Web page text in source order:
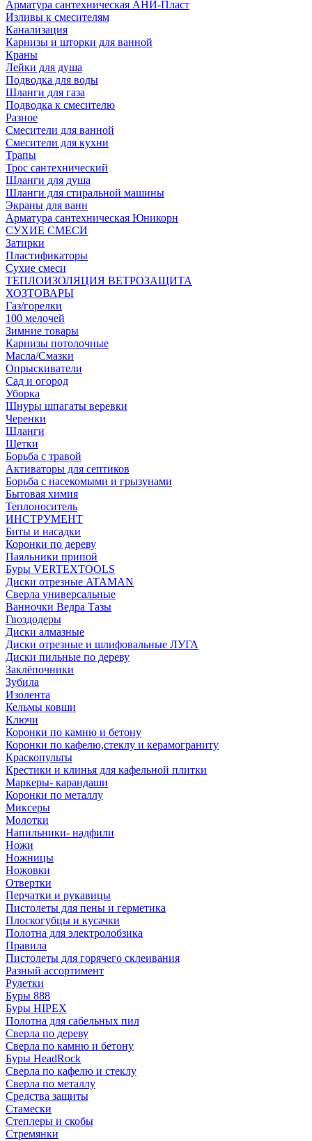
Арматура сантехническая АНИ-Пласт
Изливы к смесителям
Канализация
Карнизы и шторки для ванной
Краны
Лейки для душа
Подводка для воды
Шланги для газа
Подводка к смесителю
Разное
Смесители для ванной
Смесители для кухни
Трапы
Трос сантехнический
Шланги для душа
Шланги для стиральной машины
Экраны для ванн
Арматура сантехническая Юникорн
СУХИЕ СМЕСИ
Затирки
Пластификаторы
Сухие смеси
ТЕПЛОИЗОЛЯЦИЯ ВЕТРОЗАЩИТА
ХОЗТОВАРЫ
Газ/горелки
100 мелочей
Зимние товары
Карнизы потолочные
Масла/Смазки
Опрыскиватели
Сад и огород
Уборка
Шнуры шпагаты веревки
Черенки
Шланги
Щетки
Борьба с травой
Активаторы для септиков
Борьба с насекомыми и грызунами
Бытовая химия
Теплоноситель
ИНСТРУМЕНТ
Биты и насадки
Коронки по дереву
Паяльники припой
Буры VERTEXTOOLS
Диски отрезные ATAMAN
Сверла универсальные
Ванночки Ведра Тазы
Гвоздодеры
Диски алмазные
Диски отрезные и шлифовальные ЛУГА
Диски пильные по дереву
Заклёпочники
Зубила
Изолента
Кельмы ковши
Ключи
Коронки по камню и бетону
Коронки по кафелю,стеклу и керамограниту
Краскопульты
Крестики и клинья для кафельной плитки
Маркеры- карандаши
Коронки по металлу
Миксеры
Молотки
Напильники- надфили
Ножи
Ножницы
Ножовки
Отвертки
Перчатки и рукавицы
Пистолеты для пены и герметика
Плоскогубцы и кусачки
Полотна для электролобзика
Правила
Пистолеты для горячего склеивания
Разный ассортимент
Рулетки
Буры 888
Буры HIPEX
Полотна для сабельных пил
Сверла по дереву
Сверла по камню и бетону
Буры HeadRock
Сверла по кафелю и стеклу
Сверла по металлу
Средства защиты
Стамески
Степлеры и скобы
Стремянки